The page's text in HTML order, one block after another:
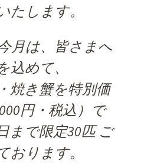
たします。
月は、皆さまへ
込めて、
焼き蟹を特別価
円・税込）で
まで限定30匹ご
おります。